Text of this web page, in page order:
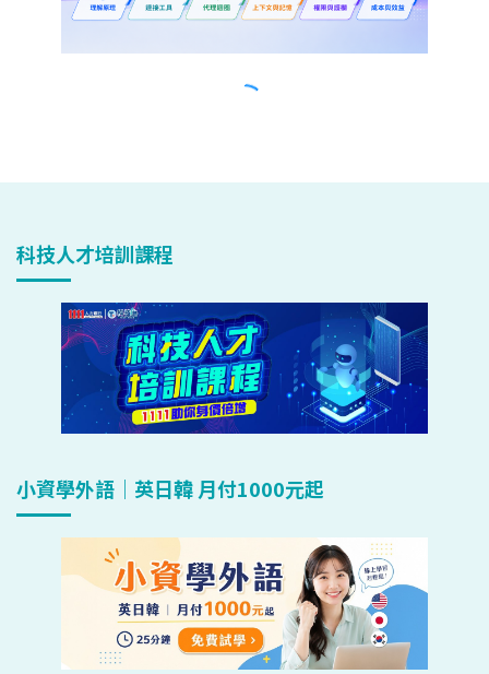
科技人才培訓課程
小資學外語｜英日韓 月付1000元起